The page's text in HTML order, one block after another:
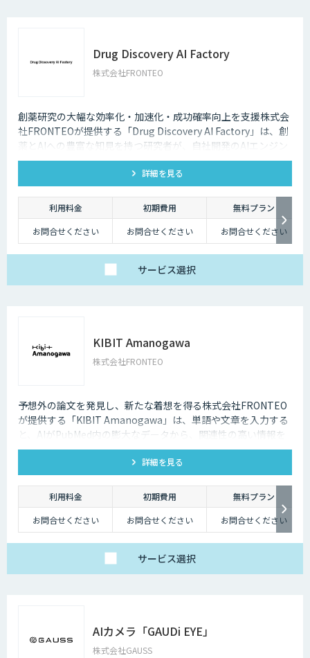
Drug Discovery AI Factory
株式会社FRONTEO
創薬研究の大幅な効率化・加速化・成功確率向上を支援株式会
社FRONTEOが提供する「Drug Discovery AI Factory」は、創
薬とAIへの豊富な知見を持つ研究者が、自社開発のAIエンジン
を用いて新規性の高い標的分子やバイオマーカーの探索・評
価、適応症提案、シーズ評価などのエビデンスに基づく仮説を
生成・提供します。
詳細を見る
利用料金 初期費用
無料プラン
お問合せください
お問合せください お問合せください
サービス選択
KIBIT Amanogawa
株式会社FRONTEO
予想外の論文を発見し、新たな着想を得る株式会社FRONTEO
が提供する「KIBIT Amanogawa」は、単語や文章を入力する
と、AIがPubMed内の膨大なデータから、関連性の高い情報を
検出します。キーワード検索では発見できない情報が見つか
り、創薬研究における客観的・網羅的な分析を実現します。
詳細を見る
利用料金 初期費用
無料プラン
お問合せください
お問合せください お問合せください
サービス選択
AIカメラ「GAUDi EYE」
株式会社GAUSS